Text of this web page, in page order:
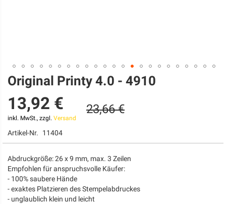
Zum
Anfang
der
Bildgalerie
springen
Original Printy 4.0 - 4910
13,92 €
inkl. MwSt., zzgl. Versand
23,66 €
Artikel-Nr. 11404
Abdruckgröße: 26 x 9 mm, max. 3 Zeilen
Empfohlen für anspruchsvolle Käufer:
- 100% saubere Hände
- exaktes Platzieren des Stempelabdruckes
- unglaublich klein und leicht